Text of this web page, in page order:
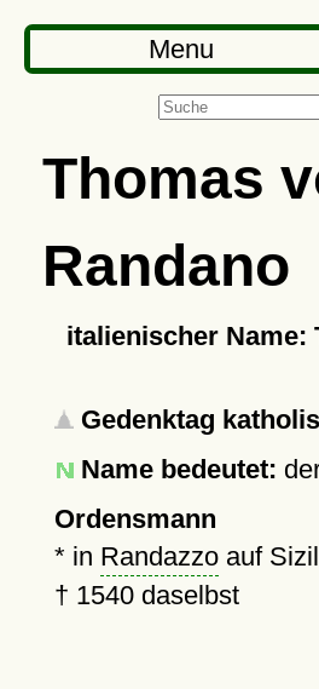
Menu
Thomas
Randano
italienischer Name:
Gedenktag
Name bedeutet:
Ordensmann
* in Randazzoauf
† 1540daselbst